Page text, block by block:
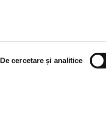
De cercetare și analitice